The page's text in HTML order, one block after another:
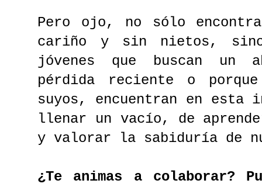
Pero ojo, no sólo
cariño y sin nietos, sino
jóvenes que buscan un
pérdida reciente o
suyos, encuentran en esta
llenar un vacío, de
y valorar la sabiduría de
¿Te animas a colaborar?